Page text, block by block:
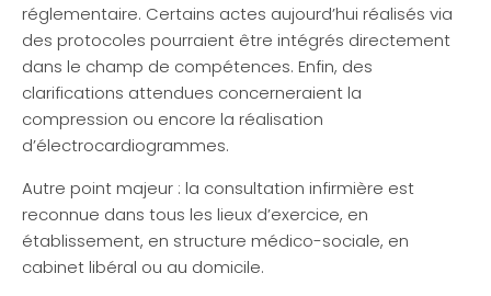
réglementaire. Certains actes aujourd’hui réalisés via
des protocoles pourraient être intégrés directement
dans le champ de compétences. Enfin, des
clarifications attendues concerneraient la
compression ou encore la réalisation
d’électrocardiogrammes.
Autre point majeur : la consultation infirmière est
reconnue dans tous les lieux d’exercice, en
établissement, en structure médico-sociale, en
cabinet libéral ou au domicile.